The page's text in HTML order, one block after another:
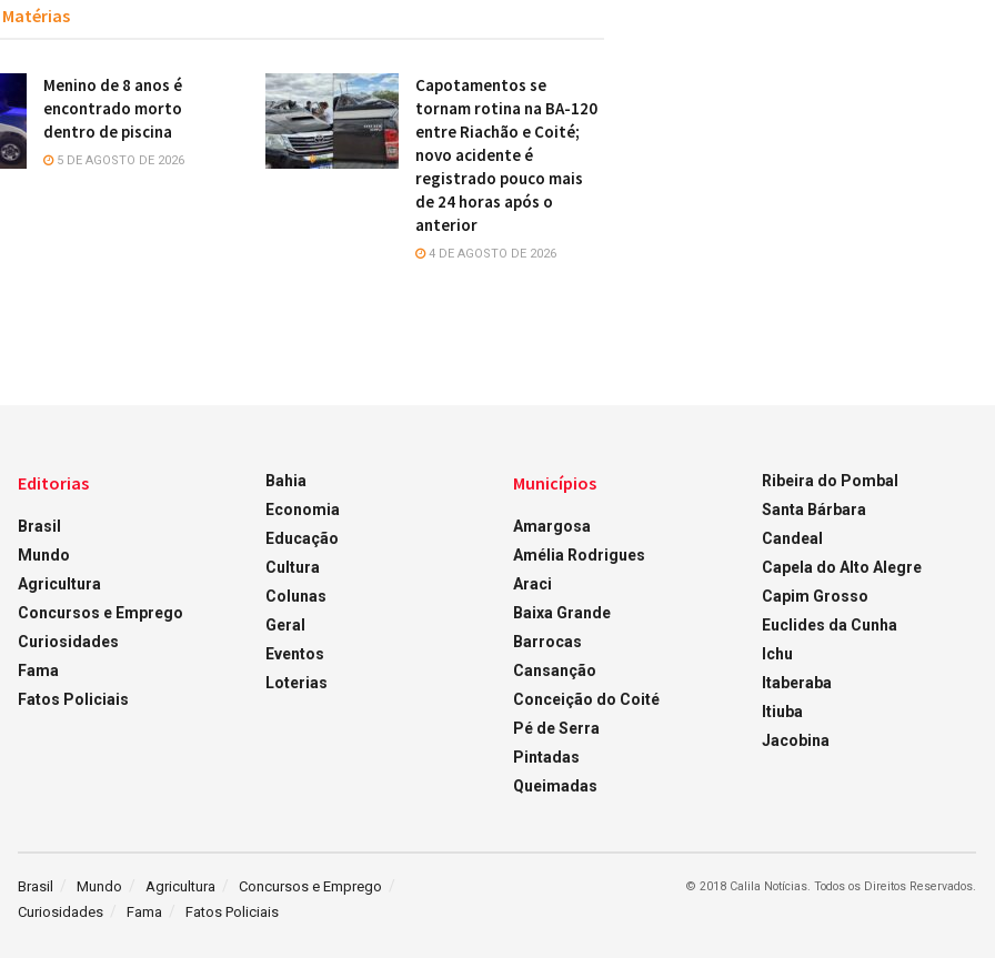
Matérias
Menino de 8 anos é
encontrado morto
dentro de piscina
5 DE AGOSTO DE 2026
Capotamentos se
tornam rotina na BA-120
entre Riachão e Coité;
novo acidente é
registrado pouco mais
de 24 horas após o
anterior
4 DE AGOSTO DE 2026
Editorias
Brasil
Mundo
Agricultura
Concursos e Emprego
Curiosidades
Fama
Fatos Policiais
Bahia
Economia
Educação
Cultura
Colunas
Geral
Eventos
Loterias
Municípios
Amargosa
Amélia Rodrigues
Araci
Baixa Grande
Barrocas
Cansanção
Conceição do Coité
Pé de Serra
Pintadas
Queimadas
Ribeira do Pombal
Santa Bárbara
Candeal
Capela do Alto Alegre
Capim Grosso
Euclides da Cunha
Ichu
Itaberaba
Itiuba
Jacobina
Brasil Mundo Agricultura
Concursos e Emprego
Curiosidades
Fama Fatos Policiais
© 2018 Calila Notícias. Todos os Direitos Reservados.